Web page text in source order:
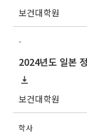
보건대학원
-
보건대학원
학사